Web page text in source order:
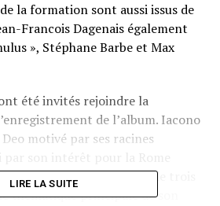
la formation sont aussi issus de
Francois Dagenais également
», Stéphane Barbe et Max
été invités rejoindre la
de l’album. Iacono
motivé par ses racines
Il a d’ailleurs choisi la ville trois
thématique principale de son
LIRE LA SUITE